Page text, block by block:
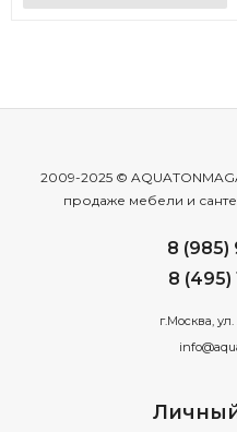
2009-2025 ©
продаже мебели и
8 (985)
8 (495)
г.Москва,